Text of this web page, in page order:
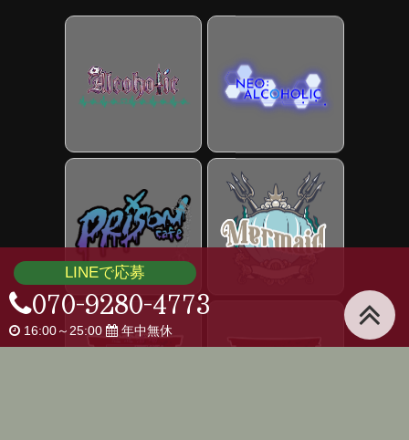
LINEで応募
070-9280-4773
16:00～25:00 年中無休